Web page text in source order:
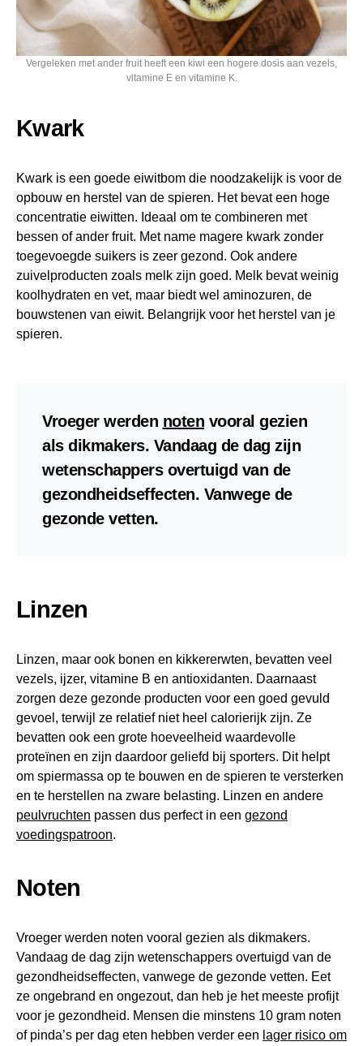
Vergeleken met ander fruit heeft een kiwi een hogere dosis aan vezels,
vitamine E en vitamine K.
Kwark
Kwark is een goede eiwitbom die noodzakelijk is voor de
opbouw en herstel van de spieren. Het bevat een hoge
concentratie eiwitten. Ideaal om te combineren met
bessen of ander fruit. Met name magere kwark zonder
toegevoegde suikers is zeer gezond. Ook andere
zuivelproducten zoals melk zijn goed. Melk bevat weinig
koolhydraten en vet, maar biedt wel aminozuren, de
bouwstenen van eiwit. Belangrijk voor het herstel van je
spieren.
Vroeger werden noten vooral gezien
als dikmakers. Vandaag de dag zijn
wetenschappers overtuigd van de
gezondheidseffecten. Vanwege de
gezonde vetten.
Linzen
Linzen, maar ook bonen en kikkererwten, bevatten veel
vezels, ijzer, vitamine B en antioxidanten. Daarnaast
zorgen deze gezonde producten voor een goed gevuld
gevoel, terwijl ze relatief niet heel calorierijk zijn. Ze
bevatten ook een grote hoeveelheid waardevolle
proteïnen en zijn daardoor geliefd bij sporters. Dit helpt
om spiermassa op te bouwen en de spieren te versterken
en te herstellen na zware belasting. Linzen en andere
peulvruchten passen dus perfect in een gezond
voedingspatroon.
Noten
Vroeger werden noten vooral gezien als dikmakers.
Vandaag de dag zijn wetenschappers overtuigd van de
gezondheidseffecten, vanwege de gezonde vetten. Eet
ze ongebrand en ongezout, dan heb je het meeste profijt
voor je gezondheid. Mensen die minstens 10 gram noten
of pinda’s per dag eten hebben verder een lager risico om